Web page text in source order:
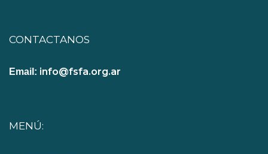
CONTACTANOS
Email: info@fsfa.org.ar
MENÚ: